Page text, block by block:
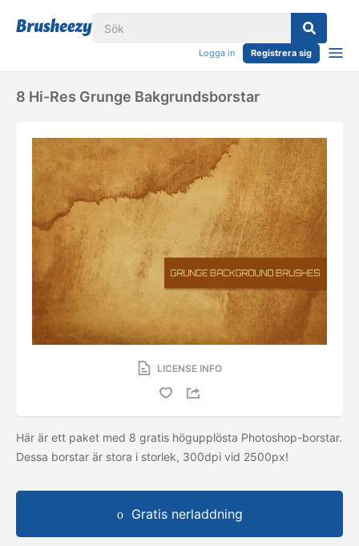
Logga in Registrera sig
8 Hi-Res Grunge Bakgrundsborstar
LICENSE INFO
Här är ett paket med 8 gratis högupplösta Photoshop-borstar.
Dessa borstar är stora i storlek, 300dpi vid 2500px!
Gratis nerladdning